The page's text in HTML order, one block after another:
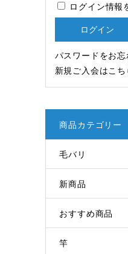
ログイン情報
パスワードをお
新規ご入会はこち
商品カテゴリー
毛バリ
新商品
おすすめ商品
竿